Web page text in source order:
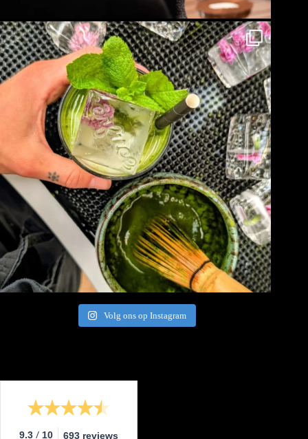
Volg ons op Instagram
9.3 / 10 693 reviews